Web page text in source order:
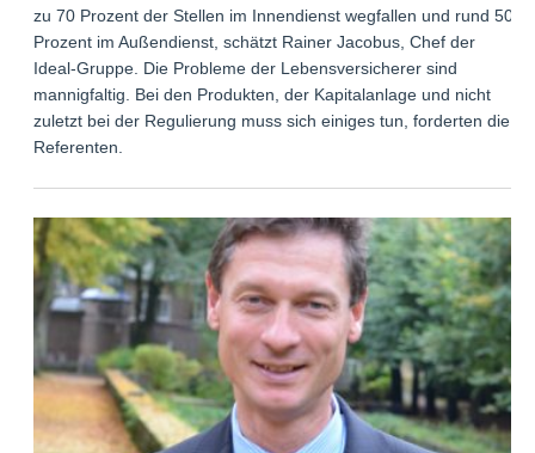
zu 70 Prozent der Stellen im Innendienst wegfallen und rund 50
Prozent im Außendienst, schätzt Rainer Jacobus, Chef der
Ideal-Gruppe. Die Probleme der Lebensversicherer sind
mannigfaltig. Bei den Produkten, der Kapitalanlage und nicht
zuletzt bei der Regulierung muss sich einiges tun, forderten die
Referenten.